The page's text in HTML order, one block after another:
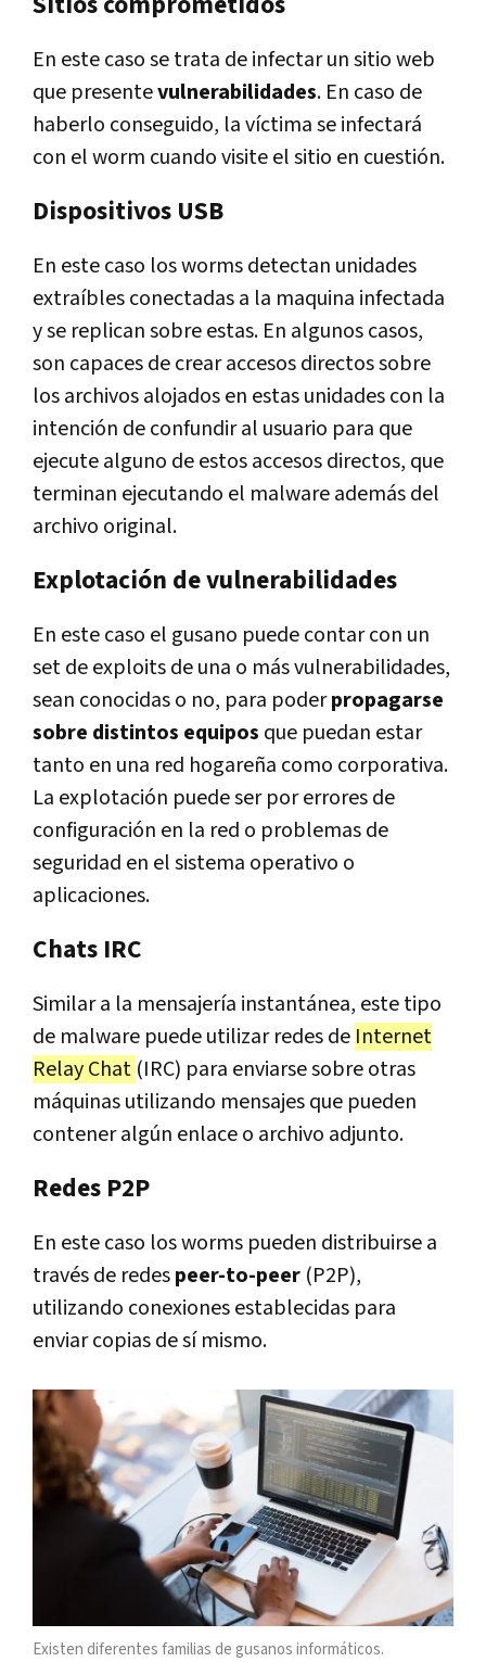
En este caso se trata de infectar un sitio web
que presentevulnerabilidades. En caso de
haberlo conseguido, la víctima se infectará
con el worm cuando visite el sitio en cuestión.
Dispositivos USB
En este caso los worms detectan unidades
extraíbles conectadas a la maquina infectada
y se replican sobre estas. En algunos casos,
son capaces de crear accesos directos sobre
los archivos alojados en estas unidades con la
intención de confundir al usuario para que
ejecute alguno de estos accesos directos, que
terminan ejecutando el malware además del
archivo original.
Explotación de vulnerabilidades
En este caso el gusano puede contar con un
set de exploits de una o más vulnerabilidades,
sean conocidas o no, para poderpropagarse
sobre distintos equipos que puedan estar
tanto en una red hogareña como corporativa.
La explotación puede ser por errores de
configuración en la red o problemas de
seguridad en el sistema operativo o
aplicaciones.
Chats IRC
Similar a la mensajería instantánea, este tipo
de malware puede utilizar redes de Internet
Relay Chat (IRC) para enviarse sobre otras
máquinas utilizando mensajes que pueden
contener algún enlace o archivo adjunto.
Redes P2P
En este caso los worms pueden distribuirse a
través de redespeer-to-peer (P2P),
utilizando conexiones establecidas para
enviar copias de sí mismo.
Existen diferentes familias de gusanos informáticos.